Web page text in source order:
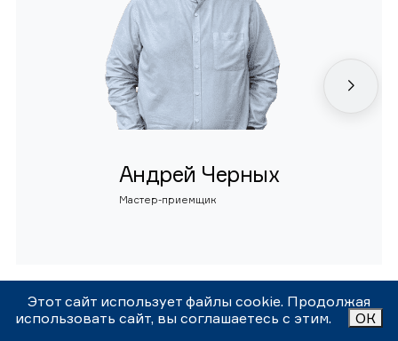
Андрей Черных
Мастер-приемщик
Наши партнеры
Этот сайт использует файлы cookie. Продолжая
использовать сайт, вы соглашаетесь с этим.
ОК